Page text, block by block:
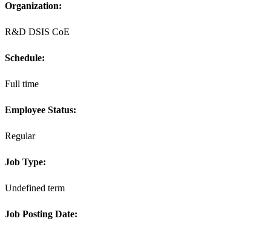
Organization:
R&D DSIS CoE
Schedule:
Full time
Employee Status:
Regular
Job Type:
Undefined term
Job Posting Date: